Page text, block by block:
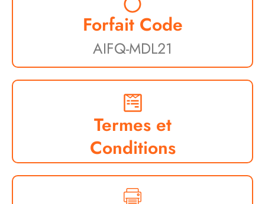
Forfait Code
AIFQ-MDL21
Termes et
Conditions